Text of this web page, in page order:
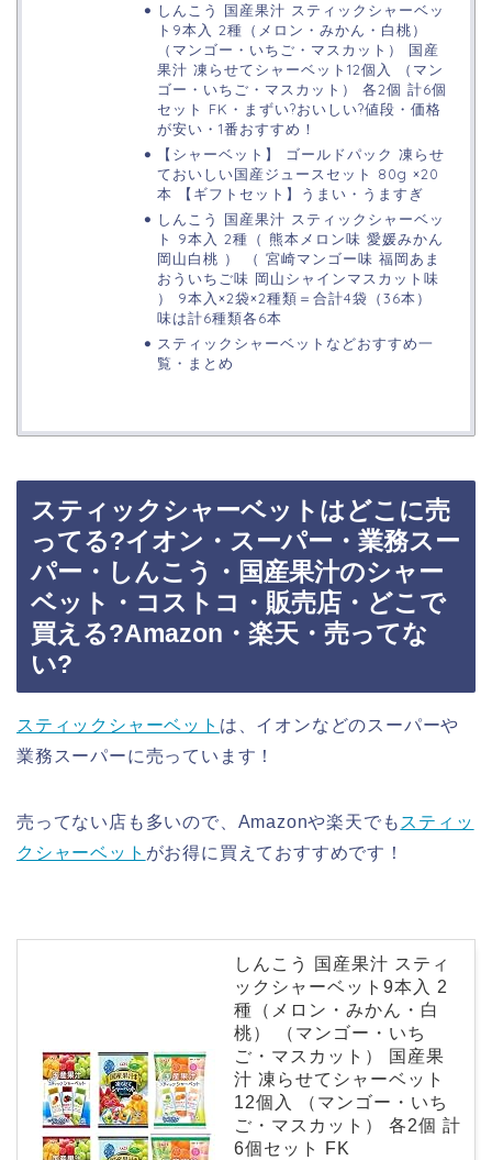
しんこう 国産果汁 スティックシャーベッ
ト9本入 2種（メロン・みかん・白桃）
（マンゴー・いちご・マスカット） 国産
果汁 凍らせてシャーベット12個入 （マン
ゴー・いちご・マスカット） 各2個 計6個
セット FK・まずい?おいしい?値段・価格
が安い・1番おすすめ！
【シャーベット】 ゴールドパック 凍らせ
ておいしい国産ジュースセット 80g ×20
本 【ギフトセット】うまい・うますぎ
しんこう 国産果汁 スティックシャーベッ
ト 9本入 2種（ 熊本メロン味 愛媛みかん
岡山白桃 ） （ 宮崎マンゴー味 福岡あま
おういちご味 岡山シャインマスカット味
） 9本入×2袋×2種類＝合計4袋（36本）
味は計6種類各6本
スティックシャーベットなどおすすめ一
覧・まとめ
スティックシャーベットはどこに売
ってる?イオン・スーパー・業務スー
パー・しんこう・国産果汁のシャー
ベット・コストコ・販売店・どこで
買える?Amazon・楽天・売ってな
い?
スティックシャーベット は、イオンなどのスーパーや
業務スーパーに売っています！
売ってない店も多いので、Amazonや楽天でも スティッ
クシャーベット がお得に買えておすすめです！
しんこう 国産果汁 スティ
ックシャーベット9本入 2
種（メロン・みかん・白
桃） （マンゴー・いち
ご・マスカット） 国産果
汁 凍らせてシャーベット
12個入 （マンゴー・いち
ご・マスカット） 各2個 計
6個セット FK